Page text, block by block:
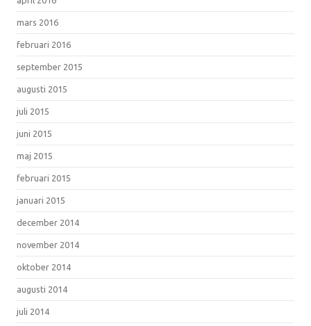
mars 2016
februari 2016
september 2015
augusti 2015
juli 2015
juni 2015
maj 2015
februari 2015
januari 2015
december 2014
november 2014
oktober 2014
augusti 2014
juli 2014